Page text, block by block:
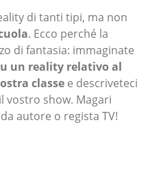
di tanti tipi, ma non
. Ecco perché la
di fantasia: immaginate
un reality relativo al
classe e descriveteci
vostro show. Magari
autore o regista TV!